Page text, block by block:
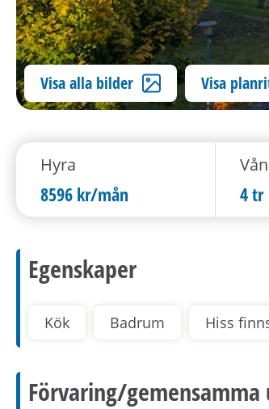
Visa alla bilder Visa
Hyra
8596 kr/mån 4 tr
Egenskaper
Kök Badrum Hiss
Förvaring/